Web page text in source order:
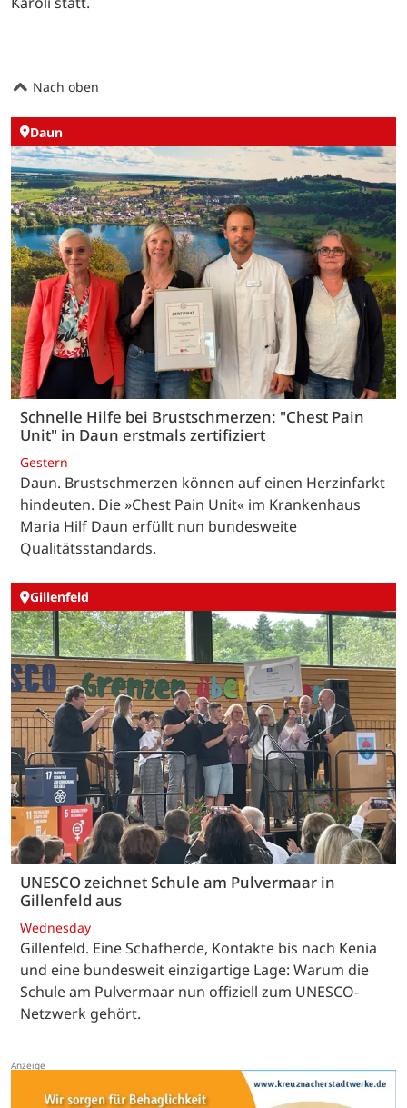
Nach oben
Daun
Schnelle Hilfe bei Brustschmerzen: "Chest Pain
Unit" in Daun erstmals zertifiziert
Gestern
Daun. Brustschmerzen können auf einen Herzinfarkt
hindeuten. Die »Chest Pain Unit« im Krankenhaus
Maria Hilf Daun erfüllt nun bundesweite
Qualitätsstandards.
Gillenfeld
UNESCO zeichnet Schule am Pulvermaar in
Gillenfeld aus
Wednesday
Gillenfeld. Eine Schafherde, Kontakte bis nach Kenia
und eine bundesweit einzigartige Lage: Warum die
Schule am Pulvermaar nun offiziell zum UNESCO-
Netzwerk gehört.